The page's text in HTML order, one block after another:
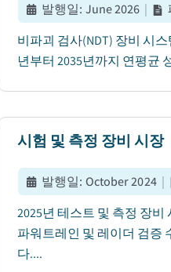
발행일: June 2026 |
비파괴 검사(NDT) 장비 시
년부터 2035년까지 연평균
시험 및 측정 장비 시장
발행일: October 2024 |
2025년 테스트 및 측정 장비
파워트레인 및 레이더 검증
다....